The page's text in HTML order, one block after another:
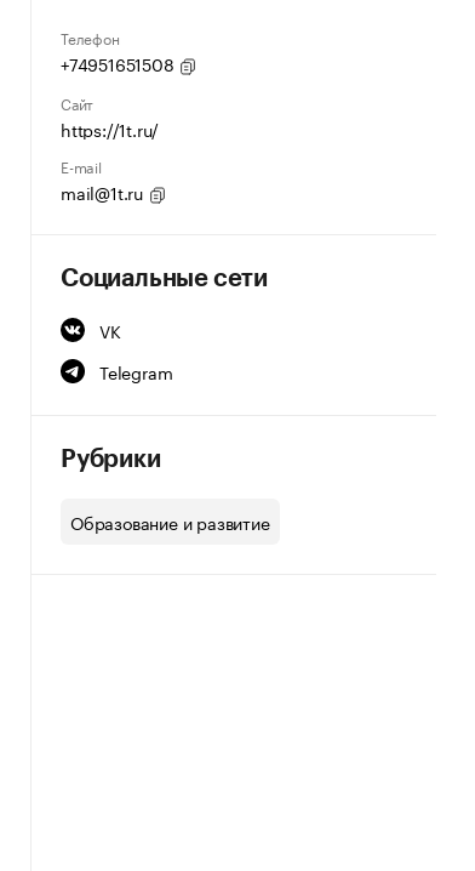
Телефон
+74951651508
Сайт
https://1t.ru/
E-mail
mail@1t.ru
Социальные сети
VK
Telegram
Рубрики
Образование и развитие